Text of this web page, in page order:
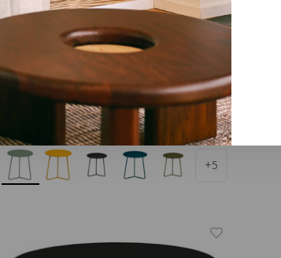
Cocotte table d'appoint cactus en
métal Ø 34,5 x H 36
Ø 34,5 x H 36 cm
Meer opties
+5